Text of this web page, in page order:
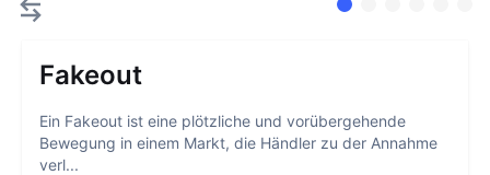
Fakeout
Ein Fakeout ist eine plötzliche und vorübergehende
Bewegung in einem Markt, die Händler zu der Annahme
verl...